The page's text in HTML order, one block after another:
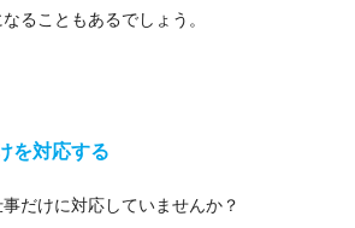
ることもあるでしょう。
を対応する
事だけに対応していませんか？